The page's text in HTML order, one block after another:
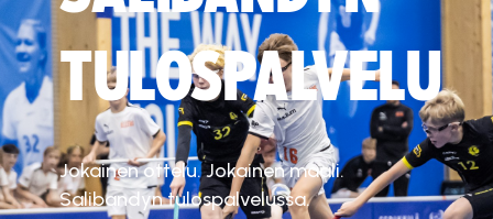
TULOSPALVELU
Jokainen ottelu. Jokainen maali.
Salibandyn tulospalvelussa.